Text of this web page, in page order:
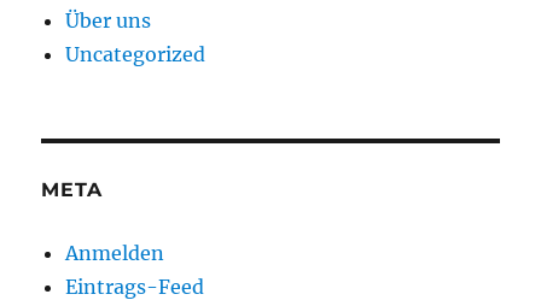
Über uns
Uncategorized
META
Anmelden
Eintrags-Feed